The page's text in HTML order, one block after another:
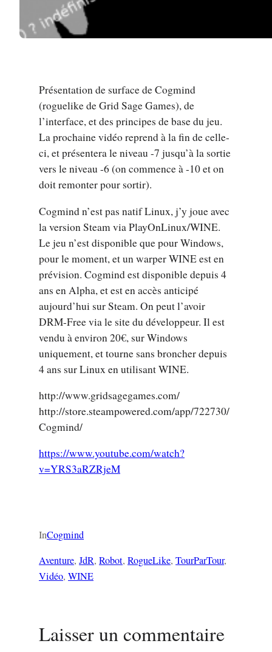
Présentation de surface de Cogmind
(roguelike de Grid Sage Games), de
l’interface, et des principes de base du jeu.
La prochaine vidéo reprend à la fin de celle-
ci, et présentera le niveau -7 jusqu’à la sortie
vers le niveau -6 (on commence à -10 et on
doit remonter pour sortir).
Cogmind n’est pas natif Linux, j’y joue avec
la version Steam via PlayOnLinux/WINE.
Le jeu n’est disponible que pour Windows,
pour le moment, et un warper WINE est en
prévision. Cogmind est disponible depuis 4
ans en Alpha, et est en accès anticipé
aujourd’hui sur Steam. On peut l’avoir
DRM-Free via le site du développeur. Il est
vendu à environ 20€, sur Windows
uniquement, et tourne sans broncher depuis
4 ans sur Linux en utilisant WINE.
http://www.gridsagegames.com/
http://store.steampowered.com/app/722730/
Cogmind/
https://www.youtube.com/watch?
v=YRS3aRZRjeM
InCogmind
Aventure, JdR, Robot, RogueLike, TourParTour
Vidéo, WINE
Laisser un commentaire